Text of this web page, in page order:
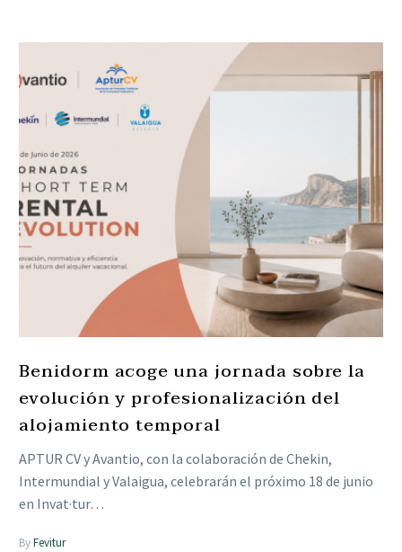
Benidorm acoge una jornada sobre la
evolución y profesionalización del
alojamiento temporal
APTUR CV y Avantio, con la colaboración de Chekin,
Intermundial y Valaigua, celebrarán el próximo 18 de junio
en Invat·tur…
ByFevitur